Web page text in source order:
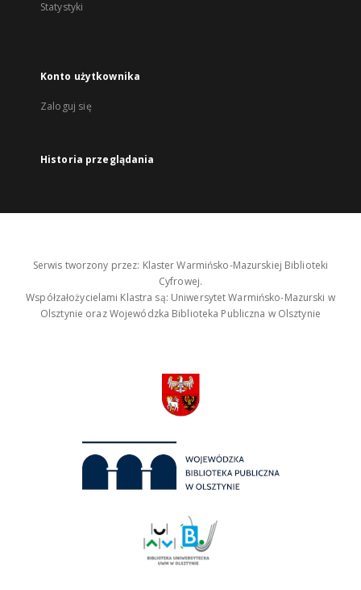
Statystyki
Konto użytkownika
Zaloguj się
Historia przeglądania
Serwis tworzony przez: Klaster Warmińsko-Mazurskiej Biblioteki
Cyfrowej.
Współzałożycielami Klastra są: Uniwersytet Warmińsko-Mazurski w
Olsztynie oraz Wojewódzka Biblioteka Publiczna w Olsztynie